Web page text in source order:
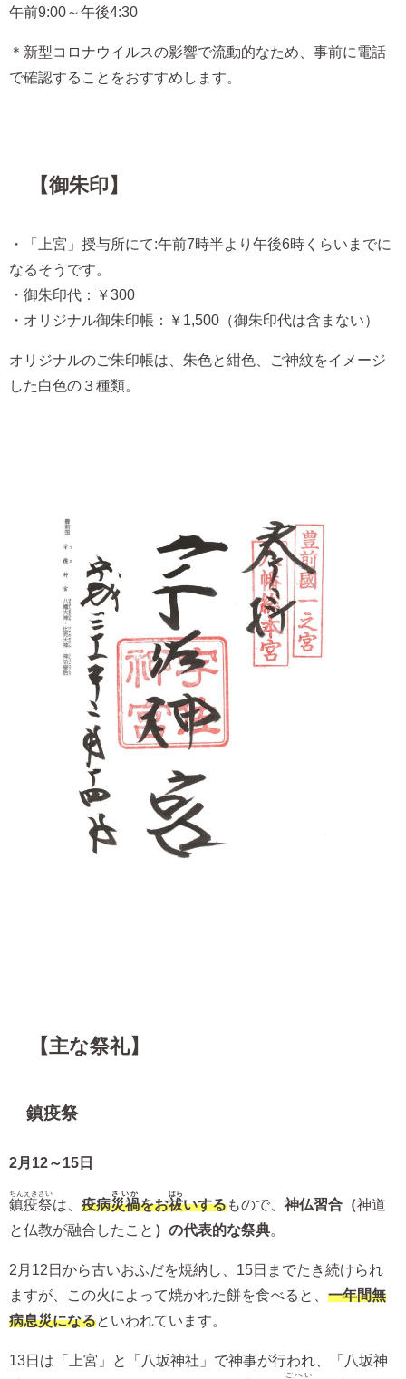
午前9:00～午後4:30
＊新型コロナウイルスの影響で流動的なため、事前に電話
で確認することをおすすめします。
【御朱印】
・「上宮」授与所にて:午前7時半より午後6時くらいまでに
なるそうです。
・御朱印代：￥300
・オリジナル御朱印帳：￥1,500（御朱印代は含まない）
オリジナルのご朱印帳は、朱色と紺色、ご神紋をイメージ
した白色の３種類。
【主な祭礼】
鎮疫祭
2月12～15日
鎮疫祭
ちんえきさい
は、 疫病災禍
さいか
をお祓
はら
いするもので、 神仏習合（神道
と仏教が融合したこと ）の代表的な祭典。
2月12日から古いおふだを焼納し、15日までたき続けられ
ますが、この火によって焼かれた餅を食べると、 一年間無
病息災になるといわれています。
13日は「上宮」と「八坂神社」で神事が行われ、「八坂神
ごへい